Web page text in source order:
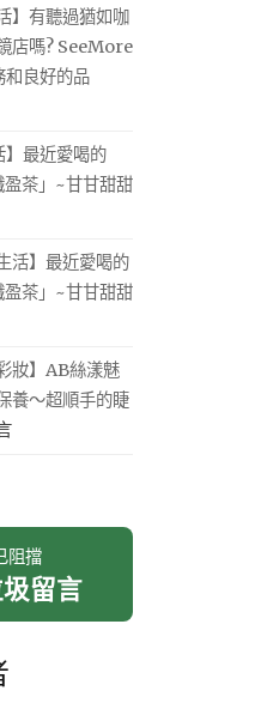
】有聽過猶如咖
店嗎? SeeMore
和良好的品
】最近愛喝的
盈茶」~甘甘甜甜
生活】最近愛喝的
盈茶」~甘甘甜甜
彩妝】AB絲漾魅
養～超順手的睫
阻擋
留言